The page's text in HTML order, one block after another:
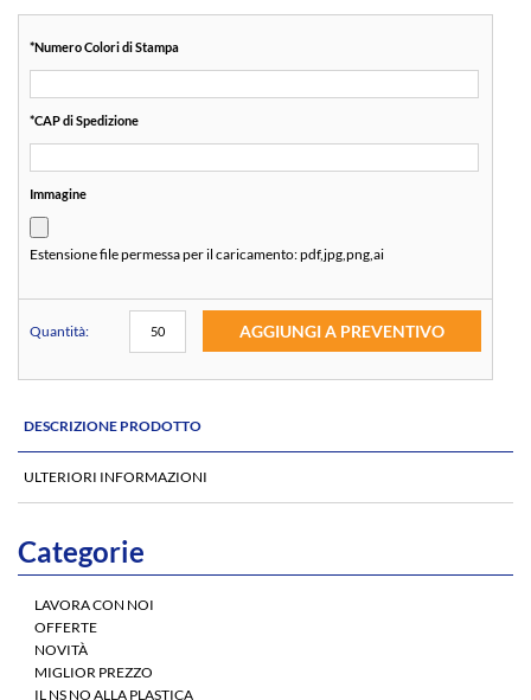
*Numero Colori di Stampa
*CAP di Spedizione
Immagine
Estensione file permessa per il caricamento:pdf,jpg,png,ai
Quantità: AGGIUNGI A PREVENTIVO
DESCRIZIONE PRODOTTO
ULTERIORI INFORMAZIONI
Categorie
LAVORA CON NOI
OFFERTE
NOVITÀ
MIGLIOR PREZZO
IL NS NO ALLA PLASTICA